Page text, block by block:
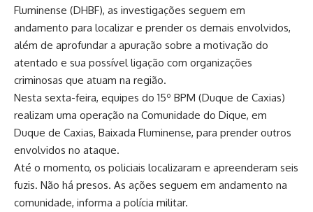
Fluminense (DHBF), as investigações seguem em
andamento para localizar e prender os demais envolvidos,
além de aprofundar a apuração sobre a motivação do
atentado e sua possível ligação com organizações
criminosas que atuam na região.
Nesta sexta-feira, equipes do 15º BPM (Duque de Caxias)
realizam uma operação na Comunidade do Dique, em
Duque de Caxias, Baixada Fluminense, para prender outros
envolvidos no ataque.
Até o momento, os policiais localizaram e apreenderam seis
fuzis. Não há presos. As ações seguem em andamento na
comunidade, informa a polícia militar.